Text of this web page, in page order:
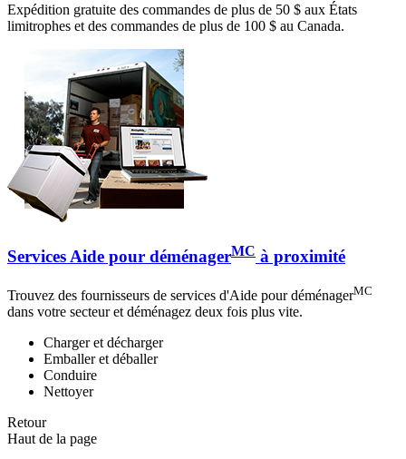
Expédition gratuite des commandes de plus de 50 $ aux États
limitrophes et des commandes de plus de 100 $ au Canada.
Services Aide pour déménagerMC à proximité
Trouvez des fournisseurs de services d'Aide pour déménagerMC
dans votre secteur et déménagez deux fois plus vite.
Charger et décharger
Emballer et déballer
Conduire
Nettoyer
Retour
Haut de la page